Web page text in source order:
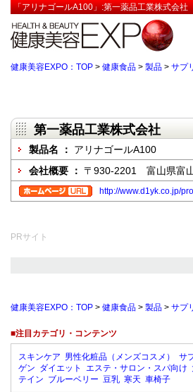
「アリナゴールA100」:第一薬品工業株式会社
健康美容EXPO：TOP > 健康食品 > 製品 > サプ
第一薬品工業株式会社
製品名 ： アリナゴールA100
会社概要 ： 〒930-2201 富山県富
http://www.d1yk.co.jp/
PRサイト
健康美容EXPO：TOP > 健康食品 > 製品 > サプ
■注目カテゴリ・コンテンツ
スキンケア 男性化粧品（メンズコスメ） サ
ゲン ダイエット エステ・サロン・スパ向け
テイン ブルーベリー 豆乳 寒天 車椅子